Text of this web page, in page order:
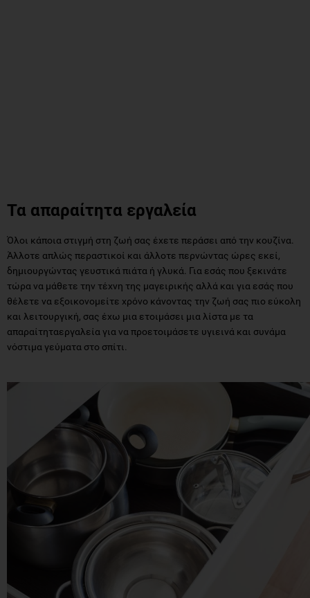
Τα απαραίτητα εργαλεία
Όλοι κάποια στιγμή στη ζωή σας έχετε περάσει από την κουζίνα.
Άλλοτε απλώς περαστικοί και άλλοτε περνώντας ώρες εκεί,
δημιουργώντας γευστικά πιάτα ή γλυκά. Για εσάς που ξεκινάτε
τώρα να μάθετε την τέχνη της μαγειρικής αλλά και για εσάς που
θέλετε να εξοικονομείτε χρόνο κάνοντας την ζωή σας πιο εύκολη
και λειτουργική, σας έχω μια ετοιμάσει μια λίστα με τα
απαραίτηταεργαλεία για να προετοιμάσετε υγιεινά και συνάμα
νόστιμα γεύματα στο σπίτι.